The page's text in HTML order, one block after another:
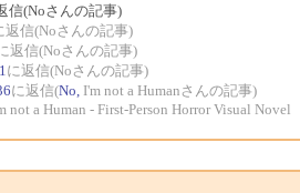
信(Noさんの記事)
返信(Noさんの記事)
返信(Noさんの記事)
に返信(Noさんの記事)
に返信(No, I'm not a Humanさんの記事)
not a Human - First-Person Horror Visual Novel